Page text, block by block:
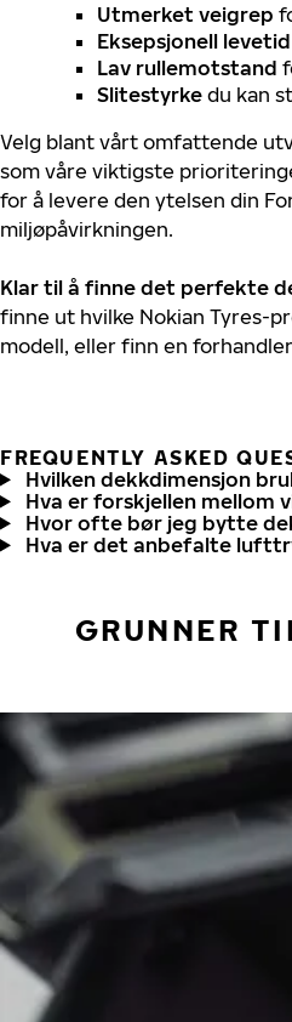
Utmerket veigrep
Eksepsjonell levetid
Lav rullemotstand
Slitestyrke du kan
Velg blant vårt omfattende
som våre viktigste
for å levere den ytelsen din
miljøpåvirkningen.
Klar til å finne det perfekte
finne ut hvilke Nokian Tyres-
modell, eller finn en
FREQUENTLY ASKED
Hvilken dekkdimensjon
Hva er forskjellen mellom
Hvor ofte bør jeg bytte
Hva er det anbefalte
GRUNNER